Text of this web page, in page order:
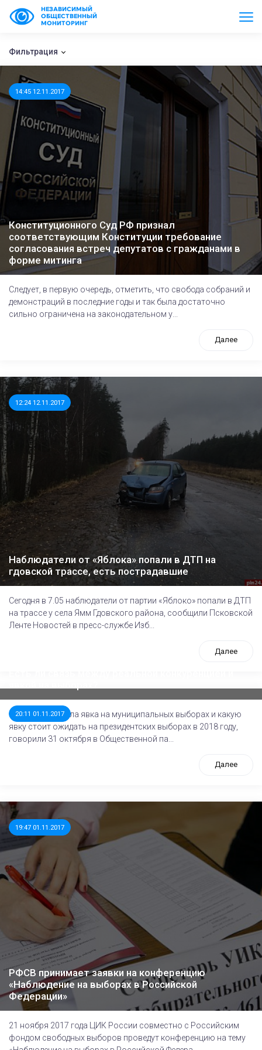
НЕЗАВИСИМЫЙ
ОБЩЕСТВЕННЫЙ
МОНИТОРИНГ
Фильтрация
14:45 12.11.2017
Конституционного Суд РФ признал
соответствующим Конституции требование
согласования встреч депутатов с гражданами в
форме митинга
Следует, в первую очередь, отметить, что свобода собраний и
демонстраций в последние годы и так была достаточно
сильно ограничена на законодательном у...
Далее
12:24 12.11.2017
Наблюдатели от «Яблока» попали в ДТП на
гдовской трассе, есть пострадавшие
Сегодня в 7.05 наблюдатели от партии «Яблоко» попали в ДТП
на трассе у села Ямм Гдовского района, сообщили Псковской
Ленте Новостей в пресс-службе Изб...
Далее
20:11 01.11.2017
О том, какая была явка на муниципальных выборах и какую
явку стоит ожидать на президентских выборах в 2018 году,
говорили 31 октября в Общественной па...
Далее
19:47 01.11.2017
РФСВ принимает заявки на конференцию
«Наблюдение на выборах в Российской
Федерации»
21 ноября 2017 года ЦИК России совместно с Российским
фондом свободных выборов проведут конференцию на тему